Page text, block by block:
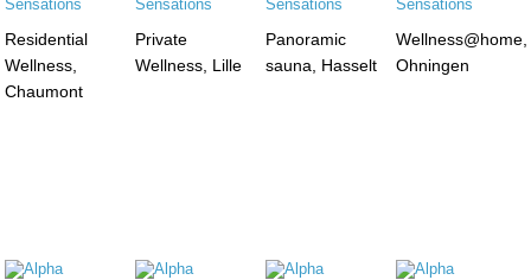
Residential
Wellness,
Chaumont
Private
Wellness, Lille
Panoramic
sauna, Hasselt
Wellness@home,
Ohningen